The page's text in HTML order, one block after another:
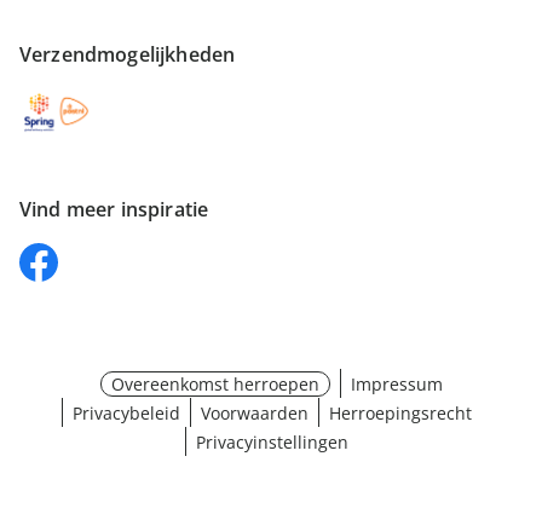
Verzendmogelijkheden
Vind meer inspiratie
Overeenkomst herroepen
Impressum
Privacybeleid
Voorwaarden
Herroepingsrecht
Privacyinstellingen